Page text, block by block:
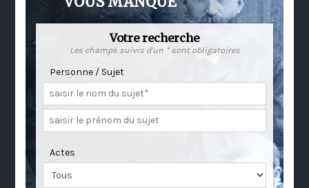
Votre recherche
Les champs suivis d'un * sont obligatoires
Personne / Sujet
Actes